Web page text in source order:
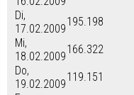
Di,
17.02.2009
195.198
Mi,
18.02.2009
166.322
Do,
19.02.2009
119.151